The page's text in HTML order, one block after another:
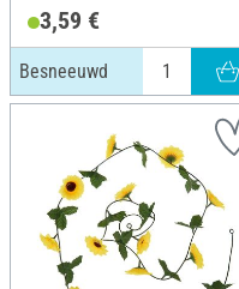
3,59 €
Besneeuwd